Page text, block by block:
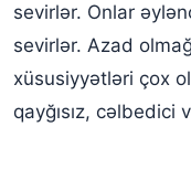
sevirlər. Onlar
sevirlər. Azad
xüsusiyyətləri çox
qayğısız, cəlbedici